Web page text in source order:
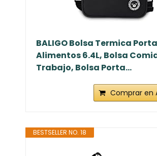
BALIGO Bolsa Termica Porta
Alimentos 6.4L, Bolsa
Trabajo, Bolsa Porta...
Comprar en
BESTSELLER NO. 18